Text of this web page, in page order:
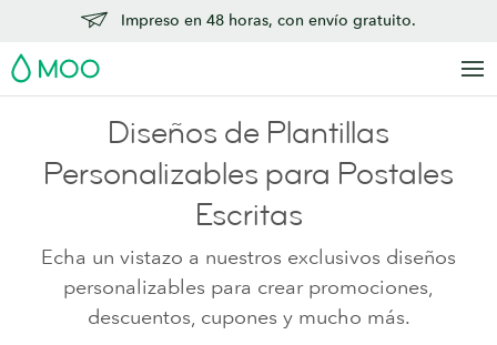
Impreso en 48 horas, con envío gratuito.
MOO
Diseños de Plantillas
Personalizables para Postales
Escritas
Echa un vistazo a nuestros exclusivos diseños
personalizables para crear promociones,
descuentos, cupones y mucho más.